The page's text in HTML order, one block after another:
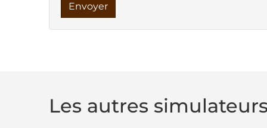
Envoyer
Les autres